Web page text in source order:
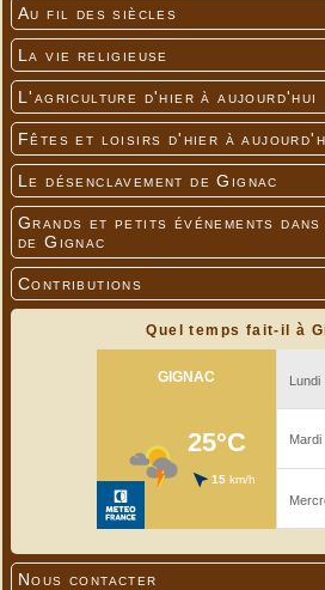
Au fil des siècles
La vie religieuse
L'agriculture d'hier à aujourd'hui
Fêtes et loisirs d'hier à
Le désenclavement de Gignac
Grands et petits événements
de Gignac
Contributions
Quel temps fait-il à
Nous contacter